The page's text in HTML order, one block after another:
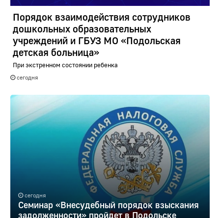
Порядок взаимодействия сотрудников
дошкольных образовательных
учреждений и ГБУЗ МО «Подольская
детская больница»
При экстренном состоянии ребенка
сегодня
сегодня
Семинар «Внесудебный порядок взыскания
задолженности» пройдет в Подольске